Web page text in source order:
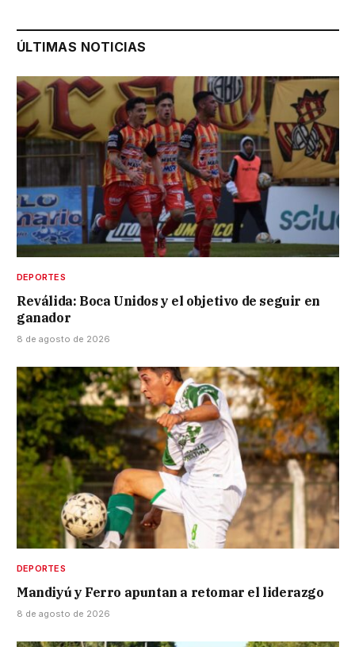
ÚLTIMAS NOTICIAS
DEPORTES
Reválida: Boca Unidos y el objetivo de seguir en
ganador
8 de agosto de 2026
DEPORTES
Mandiyú y Ferro apuntan a retomar el liderazgo
8 de agosto de 2026